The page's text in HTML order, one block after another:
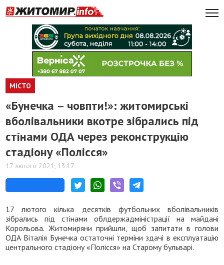
МІСТО
«Бунечка – човпти!»: житомирські
вболівальники вкотре зібрались під
стінами ОДА через реконструкцію
стадіону «Полісся»
17 лютого 2021, 13:17
17 лютого кілька десятків футбольних вболівальників
зібрались під стінами облдержадміністрації на майдані
Корольова. Житомиряни прийшли, щоб запитати в голови
ОДА Віталія Бунечка остаточні терміни здачі в експлуатацію
центрального стадіону «Полісся» на Старому бульварі.